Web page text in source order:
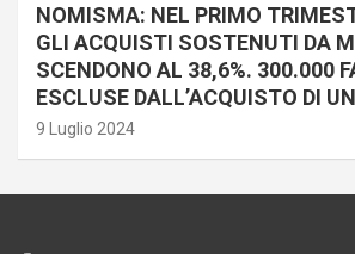
NOMISMA: NEL PRIMO
GLI ACQUISTI SOSTENUTI DA
SCENDONO AL 38,6%. 300.000
ESCLUSE DALL’ACQUISTO DI
9 Luglio 2024